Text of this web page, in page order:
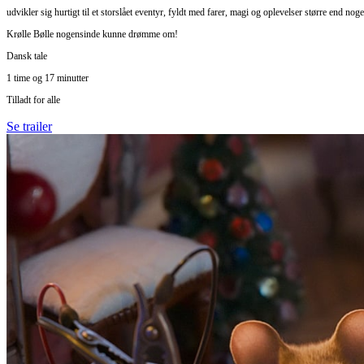
udvikler sig hurtigt til et storslået eventyr, fyldt med farer, magi og oplevelser større end
Krølle Bølle nogensinde kunne drømme om!
Dansk tale
1 time og 17 minutter
Tilladt for alle
Se trailer